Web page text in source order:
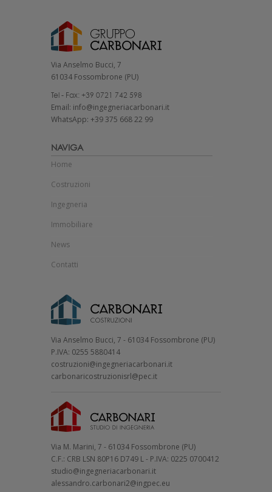
Via Anselmo Bucci, 7
61034 Fossombrone (PU)
Tel - Fax: +39 0721 742 598
Email: info@ingegneriacarbonari.it
WhatsApp: +39 375 668 22 99
NAVIGA
Home
Costruzioni
Ingegneria
Immobiliare
News
Contatti
Via Anselmo Bucci, 7 - 61034 Fossombrone (PU)
P.IVA: 0255 5880414
costruzioni@ingegneriacarbonari.it
carbonaricostruzionisrl@pec.it
Via M. Marini, 7 - 61034 Fossombrone (PU)
C.F.: CRB LSN 80P16 D749 L - P.IVA: 0225 0700412
studio@ingegneriacarbonari.it
alessandro.carbonari2@ingpec.eu